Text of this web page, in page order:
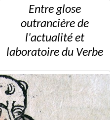
Entre glose
outrancière de
l'actualité et
laboratoire du Verbe